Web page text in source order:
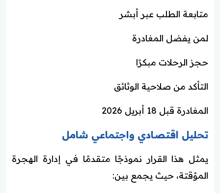
متابعة الطلب عبر أبشر
لمن يفضل المغادرة
حجز الرحلات مبكرًا
التأكد من صلاحية الوثائق
المغادرة قبل 18 أبريل 2026
تحليل اقتصادي واجتماعي شامل
يمثل هذا القرار نموذجًا متقدمًا في إدارة الهجرة
المؤقتة، حيث يجمع بين: